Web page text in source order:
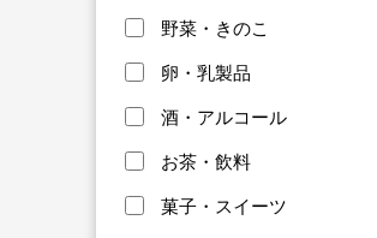
野菜・きのこ
卵・乳製品
酒・アルコール
お茶・飲料
菓子・スイーツ